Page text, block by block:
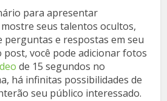
para apresentar
seus talentos ocultos,
perguntas e respostas em seu
post, você pode adicionar fotos
de 15 segundos no
há infinitas possibilidades de
seu público interessado.